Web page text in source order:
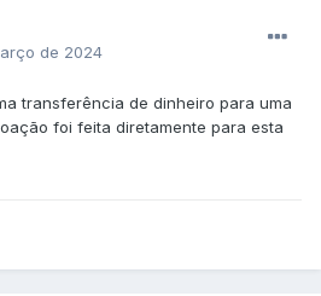
de 2024
transferência de dinheiro para uma
foi feita diretamente para esta